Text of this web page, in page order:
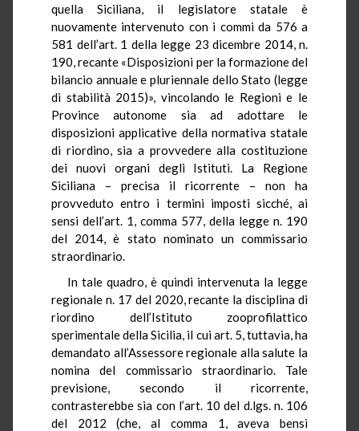
quella Siciliana, il legislatore statale è
nuovamente intervenuto con i commi da 576 a
581 dell’art. 1 della legge 23 dicembre 2014, n.
190, recante «Disposizioni per la formazione del
bilancio annuale e pluriennale dello Stato (legge
di stabilità 2015)», vincolando le Regioni e le
Province autonome sia ad adottare le
disposizioni applicative della normativa statale
di riordino, sia a provvedere alla costituzione
dei nuovi organi degli Istituti. La Regione
Siciliana – precisa il ricorrente – non ha
provveduto entro i termini imposti sicché, ai
sensi dell’art. 1, comma 577, della legge n. 190
del 2014, è stato nominato un commissario
straordinario.
In tale quadro, è quindi intervenuta la legge
regionale n. 17 del 2020, recante la disciplina di
riordino dell’Istituto zooprofilattico
sperimentale della Sicilia, il cui art. 5, tuttavia, ha
demandato all’Assessore regionale alla salute la
nomina del commissario straordinario. Tale
previsione, secondo il ricorrente,
contrasterebbe sia con l’art. 10 del d.lgs. n. 106
del 2012 (che, al comma 1, aveva bensì